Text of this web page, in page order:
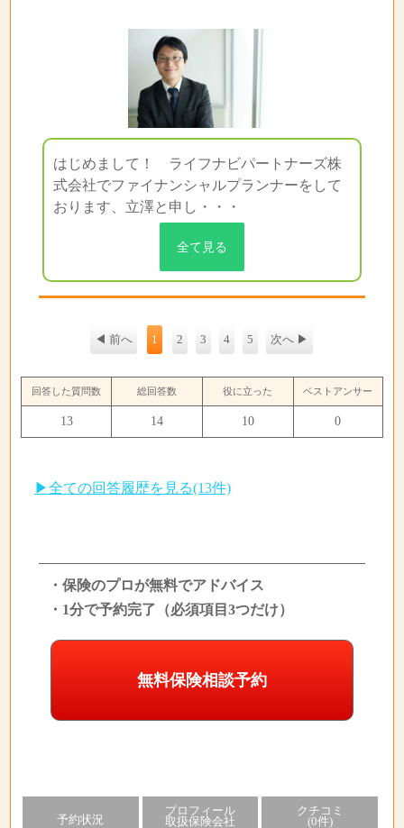
はじめまして！ ライフナビパートナーズ株
式会社でファイナンシャルプランナーをして
おります、立澤と申し・・・
全て見る
◀ 前へ 1 2 3 4 5 次へ ▶
回答した質問数 総回答数 役に立った ベストアンサー
13 14 10 0
▶全ての回答履歴を見る(13件)
・保険のプロが無料でアドバイス
・1分で予約完了（必須項目3つだけ）
無料保険相談予約
予約状況
プロフィール
取扱保険会社
クチコミ
(0件)